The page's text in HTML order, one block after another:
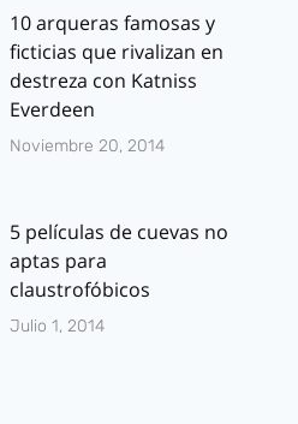
10 arqueras famosas y
ficticias que rivalizan en
destreza con Katniss
Everdeen
Noviembre 20, 2014
5 películas de cuevas no
aptas para
claustrofóbicos
Julio 1, 2014